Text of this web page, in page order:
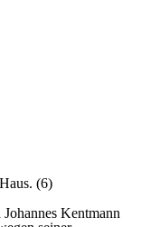
(6)
Kentmann